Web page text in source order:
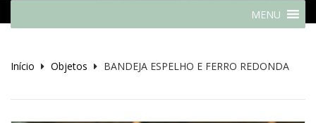
MENU
Início Objetos BANDEJA ESPELHO E FERRO REDONDA